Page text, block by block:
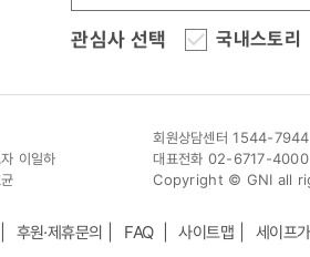
관심사 선택 국내스토리
이일하
회원상담센터 1544-7944
대표전화 02-6717-4000
Copyright © GNI all
후원·제휴문의 FAQ 사이트맵 세이프